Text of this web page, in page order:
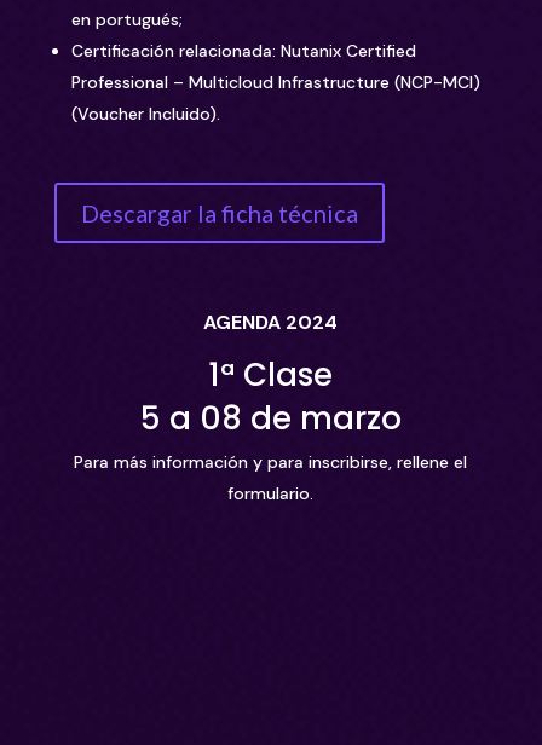
en portugués;
Certificación relacionada: Nutanix Certified
Professional – Multicloud Infrastructure (NCP-MCI)
(Voucher Incluido).
Descargar la ficha técnica
AGENDA 2024
1ª Clase
5 a 08 de marzo
Para más información y para inscribirse, rellene el
formulario.